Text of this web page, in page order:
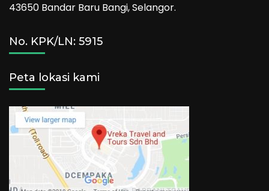
43650 Bandar Baru Bangi, Selangor.
No. KPK/LN: 5915
Peta lokasi kami